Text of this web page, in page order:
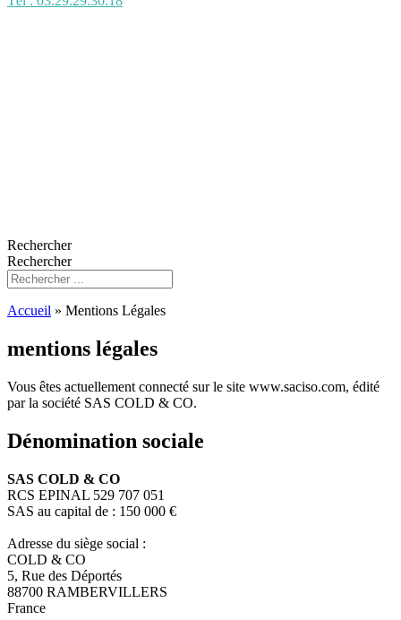
Rechercher
Rechercher
Accueil » Mentions Légales
mentions légales
Vous êtes actuellement connecté sur le site www.saciso.com, édité
par la société SAS COLD & CO.
Dénomination sociale
SAS COLD & CO
RCS EPINAL 529 707 051
SAS au capital de : 150 000 €
Adresse du siège social :
COLD & CO
5, Rue des Déportés
88700 RAMBERVILLERS
France